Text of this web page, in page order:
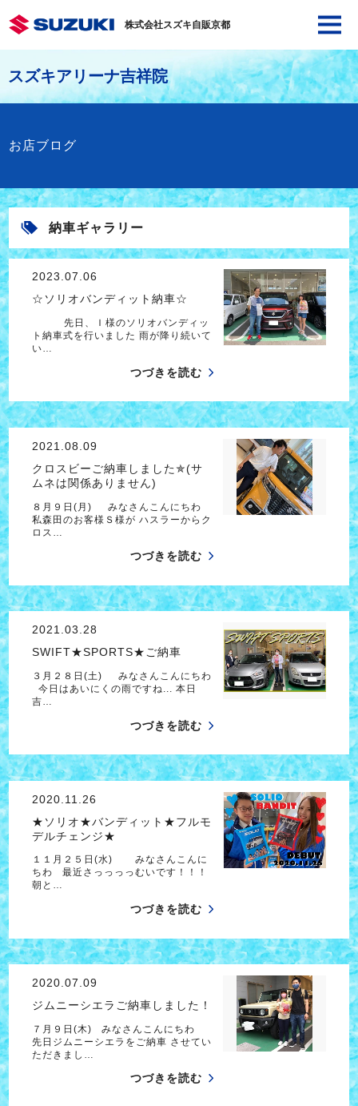
株式会社スズキ自販京都
スズキアリーナ吉祥院
お店ブログ
納車ギャラリー
2023.07.06
☆ソリオバンディット納車☆
先日、Ｉ様のソリオバンディッ
ト納車式を行いました 雨が降り続いて
い…
つづきを読む
2021.08.09
クロスビーご納車しました✯(サ
ムネは関係ありません)
８月９日(月) みなさんこんにちわ
私森田のお客様Ｓ様が ハスラーからク
ロス…
つづきを読む
2021.03.28
SWIFT★SPORTS★ご納車
３月２８日(土) みなさんこんにちわ
今日はあいにくの雨ですね... 本日
吉…
つづきを読む
2020.11.26
★ソリオ★バンディット★フルモ
デルチェンジ★
１１月２５日(水) みなさんこんに
ちわ 最近さっっっっむいです！！！
朝と…
つづきを読む
2020.07.09
ジムニーシエラご納車しました！
７月９日(木) みなさんこんにちわ
先日ジムニーシエラをご納車 させてい
ただきまし…
つづきを読む